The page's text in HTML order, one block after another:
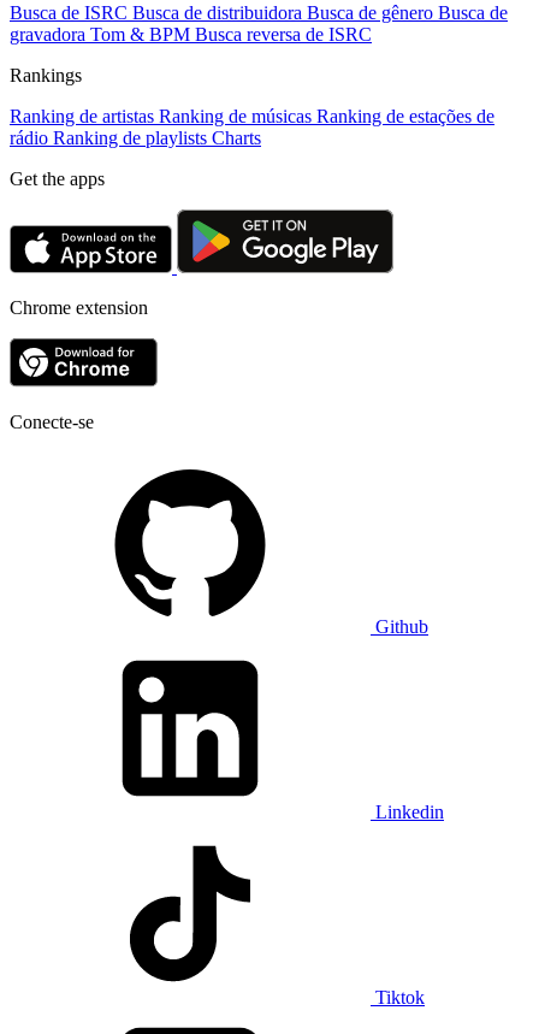
Busca de ISRC Busca de distribuidora Busca de gênero Busca de
gravadora Tom & BPM Busca reversa de ISRC
Rankings
Ranking de artistas Ranking de músicas Ranking de estações de
rádio Ranking de playlists Charts
Get the apps
Chrome extension
Conecte-se
Github
Linkedin
Tiktok